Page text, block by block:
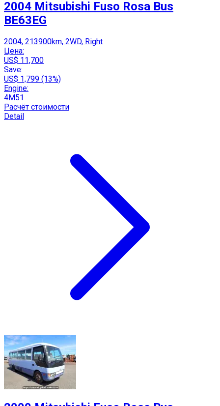
2004 Mitsubishi Fuso Rosa Bus
BE63EG
2004, 213900km, 2WD, Right
Цена:
US$ 11,700
Save:
US$ 1,799 (13%)
Engine:
4M51
Расчёт стоимости
Detail